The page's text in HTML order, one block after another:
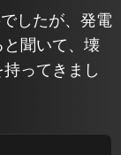
したが、発電
聞いて、壊
ってきまし